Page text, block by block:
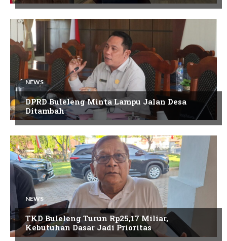
NEWS
DPRD Buleleng Minta Lampu Jalan Desa
Ditambah
NEWS
TKD Buleleng Turun Rp25,17 Miliar,
Kebutuhan Dasar Jadi Prioritas